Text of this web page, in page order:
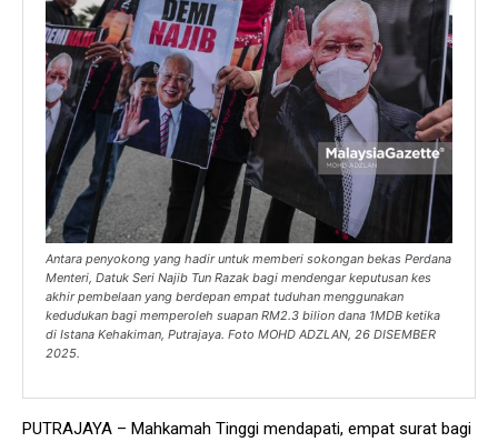
Antara penyokong yang hadir untuk memberi sokongan bekas Perdana
Menteri, Datuk Seri Najib Tun Razak bagi mendengar keputusan kes
akhir pembelaan yang berdepan empat tuduhan menggunakan
kedudukan bagi memperoleh suapan RM2.3 bilion dana 1MDB ketika
di Istana Kehakiman, Putrajaya. Foto MOHD ADZLAN, 26 DISEMBER
2025.
PUTRAJAYA – Mahkamah Tinggi mendapati, empat surat bagi